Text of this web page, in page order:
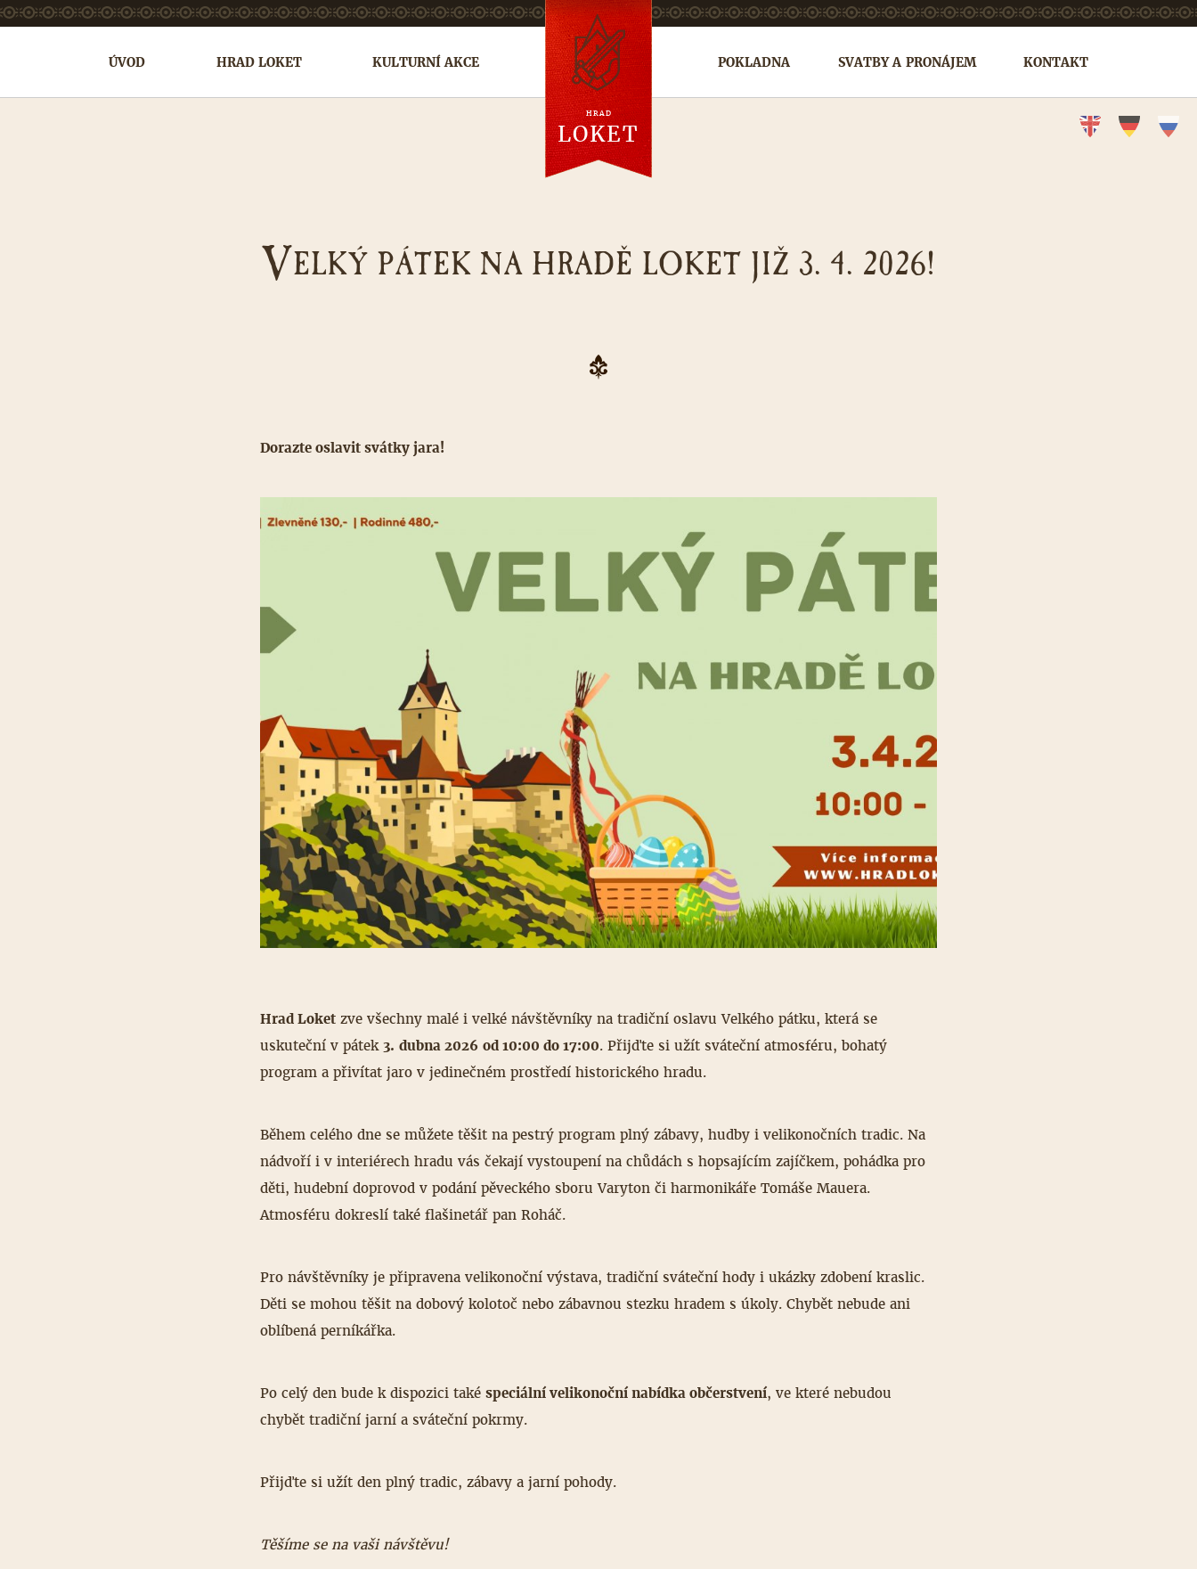
VELKÝ PÁTEK NA HRADĚ LOKET JIŽ 3. 4. 2026!
Dorazte oslavit svátky jara!
Hrad Loket zve všechny malé i velké návštěvníky na tradiční oslavu Velkého pátku, která se
uskuteční v pátek 3. dubna 2026 od 10:00 do 17:00. Přijďte si užít sváteční atmosféru, bohatý
program a přivítat jaro v jedinečném prostředí historického hradu.
Během celého dne se můžete těšit na pestrý program plný zábavy, hudby i velikonočních tradic. Na
nádvoří i v interiérech hradu vás čekají vystoupení na chůdách s hopsajícím zajíčkem, pohádka pro
děti, hudební doprovod v podání pěveckého sboru Varyton či harmonikáře Tomáše Mauera.
Atmosféru dokreslí také flašinetář pan Roháč.
Pro návštěvníky je připravena velikonoční výstava, tradiční sváteční hody i ukázky zdobení kraslic.
Děti se mohou těšit na dobový kolotoč nebo zábavnou stezku hradem s úkoly. Chybět nebude ani
oblíbená perníkářka.
Po celý den bude k dispozici také speciální velikonoční nabídka občerstvení, ve které nebudou
chybět tradiční jarní a sváteční pokrmy.
Přijďte si užít den plný tradic, zábavy a jarní pohody.
Těšíme se na vaši návštěvu!
ÚVOD HRAD LOKET KULTURNÍ AKCE POKLADNA SVATBY A PRONÁJEM KONTAKT
HRAD
LOKET en